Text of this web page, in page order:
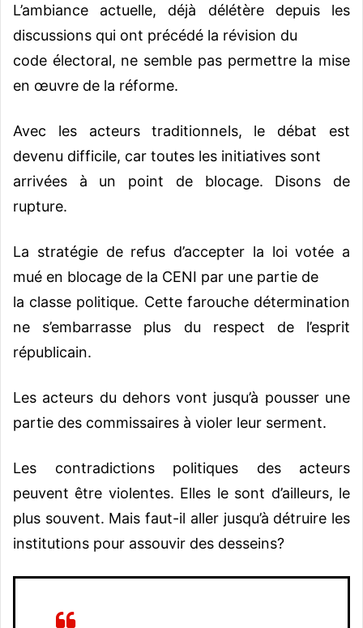
L’ambiance actuelle, déjà délétère depuis les
discussions qui ont précédé la révision du
code électoral, ne semble pas permettre la mise
en œuvre de la réforme.
Avec les acteurs traditionnels, le débat est
devenu difficile, car toutes les initiatives sont
arrivées à un point de blocage. Disons de
rupture.
La stratégie de refus d’accepter la loi votée a
mué en blocage de la CENI par une partie de
la classe politique. Cette farouche détermination
ne s’embarrasse plus du respect de l’esprit
républicain.
Les acteurs du dehors vont jusqu’à pousser une
partie des commissaires à violer leur serment.
Les contradictions politiques des acteurs
peuvent être violentes. Elles le sont d’ailleurs, le
plus souvent. Mais faut-il aller jusqu’à détruire les
institutions pour assouvir des desseins?